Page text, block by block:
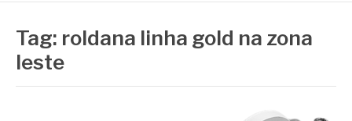
Tag: roldana linha gold na zona
leste